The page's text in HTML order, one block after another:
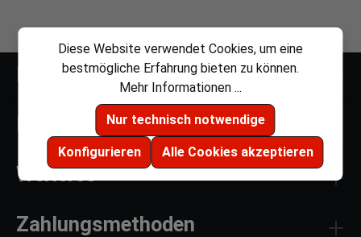
Kontakt
Links
Weiteres
Zahlungsmethoden
Diese Website verwendet Cookies, um eine
bestmögliche Erfahrung bieten zu können.
Mehr Informationen ...
Nur technisch notwendige
Konfigurieren Alle Cookies akzeptieren